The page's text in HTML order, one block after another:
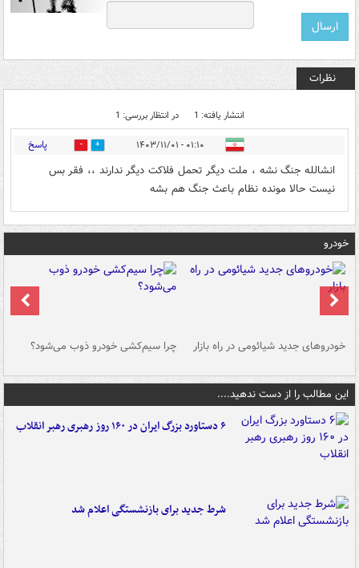
نظرات
انتشار یافته: 1 در انتظار بررسی: 1
۰۱:۱۰ - ۱۴۰۳/۱۱/۰۱ 3 پاسخ
انشالله جنگ نشه ، ملت دیگر تحمل فلاکت دیگر ندارند ،، فقر بس
نیست حالا مونده نظام باعث جنگ هم بشه
خودرو
خودروهای جدید شیائومی در راه بازار چرا سیم‌کشی خودرو ذوب می‌شود؟
این مطالب را از دست ندهید....
۶ دستاورد بزرگ ایران در ۱۶۰ روز رهبری رهبر انقلاب
شرط جدید برای بازنشستگی اعلام شد